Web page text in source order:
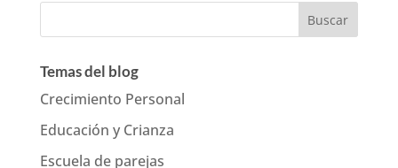
Temas del blog
Crecimiento Personal
Educación y Crianza
Escuela de parejas